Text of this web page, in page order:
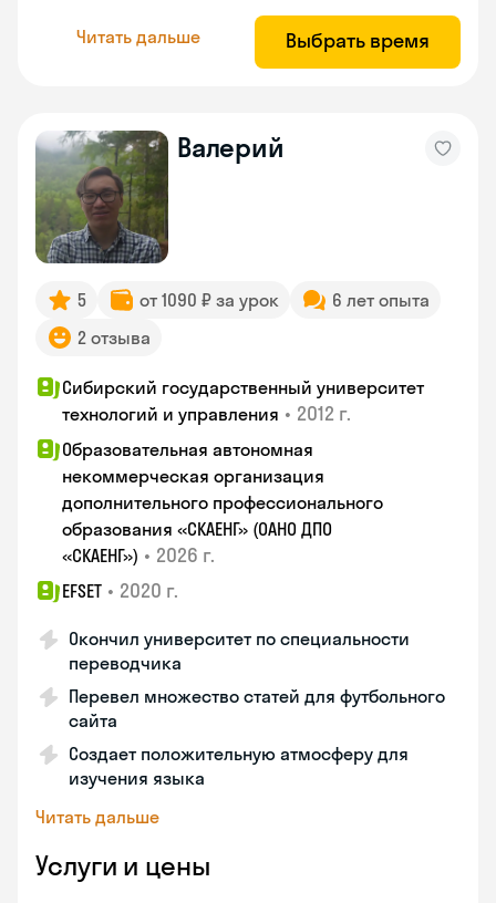
Читать дальше Выбрать время
Валерий
5 от 1090 ₽ за урок
6 лет опыта
2 отзыва
Сибирский государственный университет
технологий и управления • 2012 г.
Образовательная автономная
некоммерческая организация
дополнительного профессионального
образования «СКАЕНГ» (ОАНО ДПО
«СКАЕНГ») • 2026 г.
EFSET • 2020 г.
Окончил университет по специальности
переводчика
Перевел множество статей для футбольного
сайта
Создает положительную атмосферу для
изучения языка
Читать дальше
Услуги и цены